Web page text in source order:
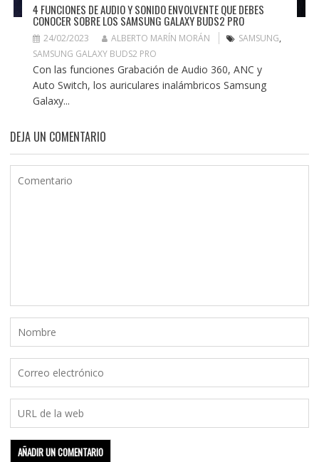
4 FUNCIONES DE AUDIO Y SONIDO ENVOLVENTE QUE DEBES
CONOCER SOBRE LOS SAMSUNG GALAXY BUDS2 PRO
24/02/2023 ALBERTO MARÍN MORÁN SAMSUNG,
SAMSUNG GALAXY BUDS2 PRO
Con las funciones Grabación de Audio 360, ANC y
Auto Switch, los auriculares inalámbricos Samsung
Galaxy...
DEJA UN COMENTARIO